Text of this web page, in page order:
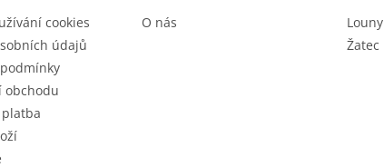
cookies
údajů
obchodu
O nás
Louny
Žatec